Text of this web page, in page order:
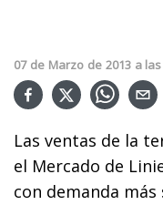
07 de Marzo de 2013 a las
Las ventas de la
el Mercado de
con demanda